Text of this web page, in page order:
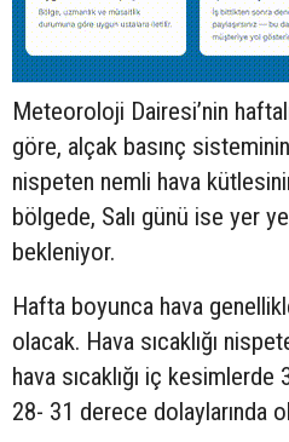
Meteoroloji Dairesi’nin
göre, alçak basınç
nispeten nemli hava
bölgede, Salı günü ise yer
bekleniyor.
Hafta boyunca hava
olacak. Hava sıcaklığı
hava sıcaklığı iç
28- 31 derece dolaylarında